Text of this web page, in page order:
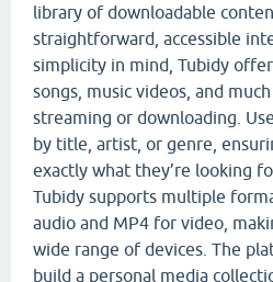
library of downloadable
straightforward, accessible
simplicity in mind, Tubidy
songs, music videos, and
streaming or downloading.
by title, artist, or genre,
exactly what they’re looking
Tubidy supports multiple
audio and MP4 for video,
wide range of devices. The
build a personal media